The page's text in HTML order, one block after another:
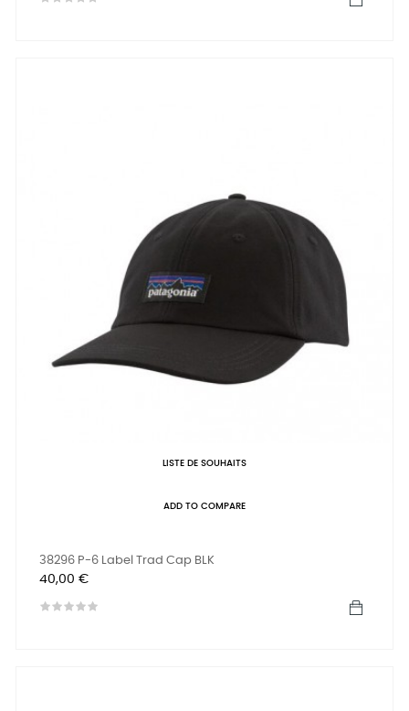
LISTE DE SOUHAITS
ADD TO COMPARE
38296 P-6 Label Trad Cap BLK
Prix
40,00 €